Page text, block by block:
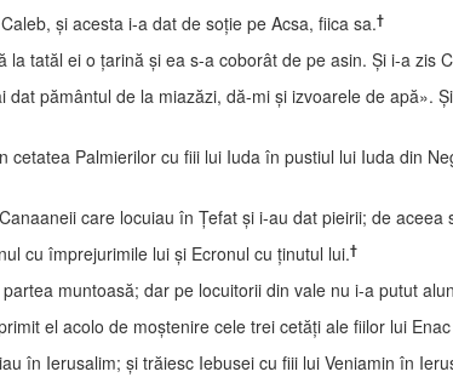
şi acesta i-a dat de soţie pe Acsa, fiica sa.†
tatăl ei o ţarină şi ea s-a coborât de pe asin. Şi i-a zis
pământul de la miazăzi, dă-mi şi izvoarele de apă».
cetatea Palmierilor cu fiii lui Iuda în pustiul lui Iuda din
care locuiau în Ţefat şi i-au dat pieirii; de
cu împrejurimile lui şi Ecronul cu ţinutul lui.†
muntoasă; dar pe locuitorii din vale nu i-a putut
el acolo de moştenire cele trei cetăţi ale fiilor lui
în Ierusalim; şi trăiesc Iebusei cu fiii lui Veniamin în